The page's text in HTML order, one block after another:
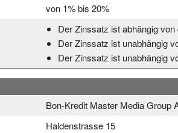
von 1% bis 20%
Der Zinssatz ist abhängig von
Der Zinssatz ist unabhängig
Der Zinssatz ist unabhängig
Bon-Kredit Master Media Group
Haldenstrasse 15